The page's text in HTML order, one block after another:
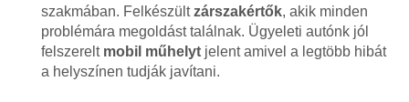
szakmában. Felkészültzárszakértők, akik minden
problémára megoldást találnak. Ügyeleti autónk jól
felszerelt mobil műhelytjelent amivel a legtöbb hibát
a helyszínen tudják javítani.